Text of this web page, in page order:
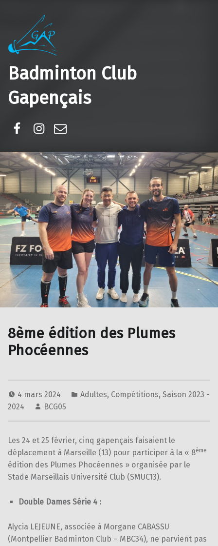
Badminton Club
Gapençais
8ème édition des Plumes
Phocéennes
4 mars 2024 Adultes, Compétitions, Saison 2023 -
2024
BCG05
Les 24 et 25 février, cinq gapençais faisaient le
déplacement à Marseille (13) pour participer à la « 8ème
édition des Plumes Phocéennes » organisée par le
Stade Marseillais Université Club (SMUC13).
Double Dames Série 4 :
Alycia LEJEUNE, associée à Morgane CABASSU
(Montpellier Badminton Club – MBC34), ne parvient pas